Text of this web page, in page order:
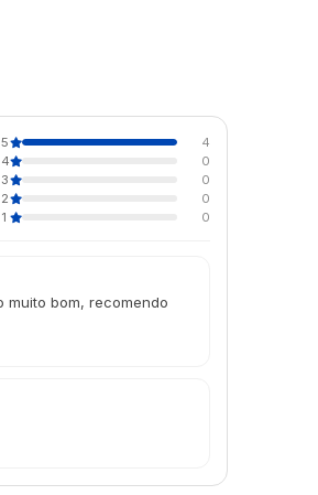
5
4
4
0
3
0
2
0
1
0
muito bom, recomendo